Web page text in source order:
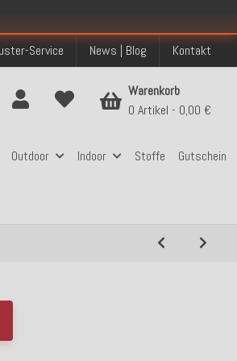
Service News | Blog Kontakt
Outdoor Indoor Stoffe Gutschein
Warenkorb
0 Artikel
0,00 €